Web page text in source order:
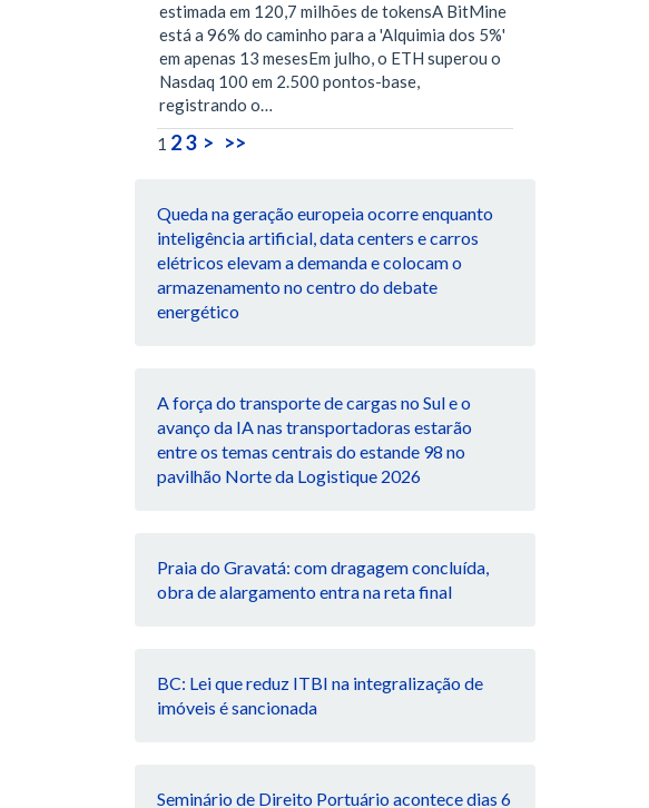
estimada em 120,7 milhões de tokensA BitMine
está a 96% do caminho para a 'Alquimia dos 5%'
em apenas 13 mesesEm julho, o ETH superou o
Nasdaq 100 em 2.500 pontos-base,
registrando o…
1 23 > >>
Queda na geração europeia ocorre enquanto
inteligência artificial, data centers e carros
elétricos elevam a demanda e colocam o
armazenamento no centro do debate
energético
A força do transporte de cargas no Sul e o
avanço da IA nas transportadoras estarão
entre os temas centrais do estande 98 no
pavilhão Norte da Logistique 2026
Praia do Gravatá: com dragagem concluída,
obra de alargamento entra na reta final
BC: Lei que reduz ITBI na integralização de
imóveis é sancionada
Seminário de Direito Portuário acontece dias 6